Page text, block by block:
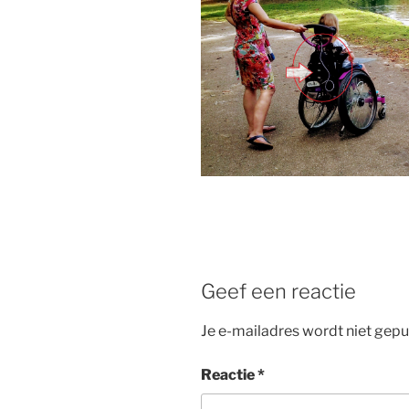
Geef een reactie
Je e-mailadres wordt niet
Reactie*